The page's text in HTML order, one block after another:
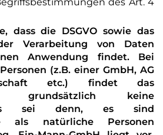
dass die DSGVO sowie das
Verarbeitung von Daten
Anwendung findet. Bei
(z.B. einer GmbH, AG
etc.) findet das
grundsätzlich keine
es sei denn, es sind
als natürliche Personen